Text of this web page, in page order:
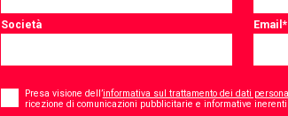
Società Email*
* Presa visione dell’informativa sul trattamento dei dati
ricezione di comunicazioni pubblicitarie e informative